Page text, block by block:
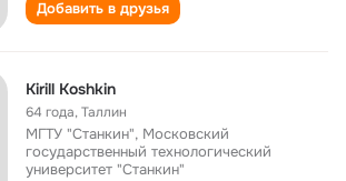
Добавить в друзья
Kirill Koshkin
64 года,Таллин
МГТУ "Станкин", Московский
государственный технологический
университет "Станкин"